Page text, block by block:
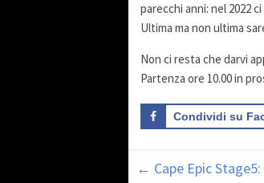
parecchi anni: nel 2022
Ultima ma non ultima
Non ci resta che darvi
Partenza ore 10.00 in
Condividi su
← Cape Epic